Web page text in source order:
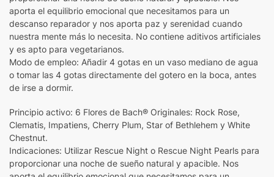
aporta el equilibrio emocional que necesitamos para un
descanso reparador y nos aporta paz y serenidad cuando
nuestra mente más lo necesita. No contiene aditivos artificiales
y es apto para vegetarianos.
Modo de empleo: Añadir 4 gotas en un vaso mediano de agua
o tomar las 4 gotas directamente del gotero en la boca, antes
de irse a dormir.
Principio activo: 6 Flores de Bach® Originales: Rock Rose,
Clematis, Impatiens, Cherry Plum, Star of Bethlehem y White
Chestnut.
Indicaciones: Utilizar Rescue Night o Rescue Night Pearls para
proporcionar una noche de sueño natural y apacible. Nos